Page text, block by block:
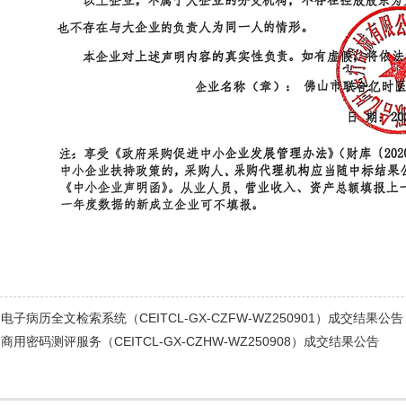
电子病历全文检索系统（CEITCL-GX-CZFW-WZ250901）成交结果公告
商用密码测评服务（CEITCL-GX-CZHW-WZ250908）成交结果公告